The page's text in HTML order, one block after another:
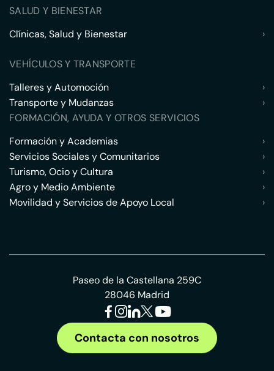
SALUD Y BIENESTAR
Clínicas, Salud y Bienestar
›
VEHÍCULOS Y TRANSPORTE
Talleres y Automoción
›
Transporte y Mudanzas
›
FORMACIÓN, AYUDA Y OTROS SERVICIOS
Formación y Academias
›
Servicios Sociales y Comunitarios
›
Turismo, Ocio y Cultura
›
Agro y Medio Ambiente
›
Movilidad y Servicios de Apoyo Local
›
Paseo de la Castellana 259C
28046 Madrid
Contacta con nosotros